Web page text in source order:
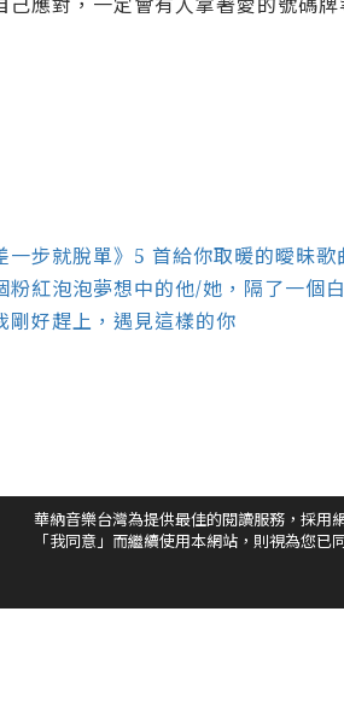
一步就脫單》5 首給你取暖的曖昧歌
粉紅泡泡夢想中的他/她，隔了一個
剛好趕上，遇見這樣的你
華納音樂台灣為提供最佳的閱讀服務，採用
「我同意」而繼續使用本網站，則視為您已